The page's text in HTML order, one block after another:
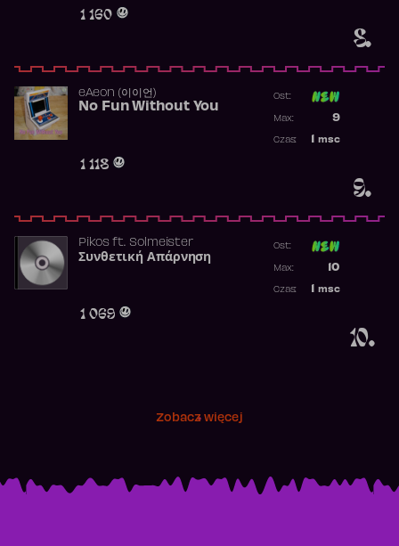
8.
1 160
9.
​eAeon (이이언)
No Fun Without You
1 118
Ost:
9
Max:
msc
Czas:
10.
Pikosft. Solmeister
Συνθετική Απάρνηση
1 069
Ost:
10
Max:
msc
Czas:
Zobacz więcej